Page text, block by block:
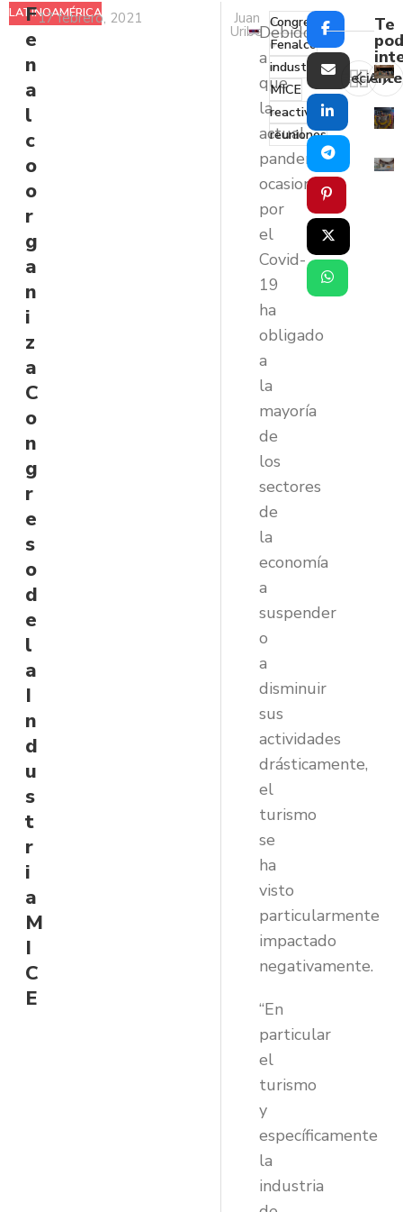
LATINOAMÉRICA
F
e
n
a
l
c
o
o
r
g
a
n
i
z
a
C
o
n
g
r
e
s
o
d
e
l
a
I
n
d
u
s
t
r
i
a
M
I
C
E
17 febrero, 2021 Juan
UribeDebido
a
que
la
actual
pandemia
ocasionada
por
el
Covid-
19
ha
obligado
a
la
mayoría
de
los
sectores
de
la
economía
a
suspender
o
a
disminuir
sus
actividades
drásticamente,
el
turismo
se
ha
visto
particularmente
impactado
negativamente.
“En
particular
el
turismo
y
específicamente
la
industria
Congreso
Fenalco
industria
MICE
reactivación
reuniones
Reciente
Te